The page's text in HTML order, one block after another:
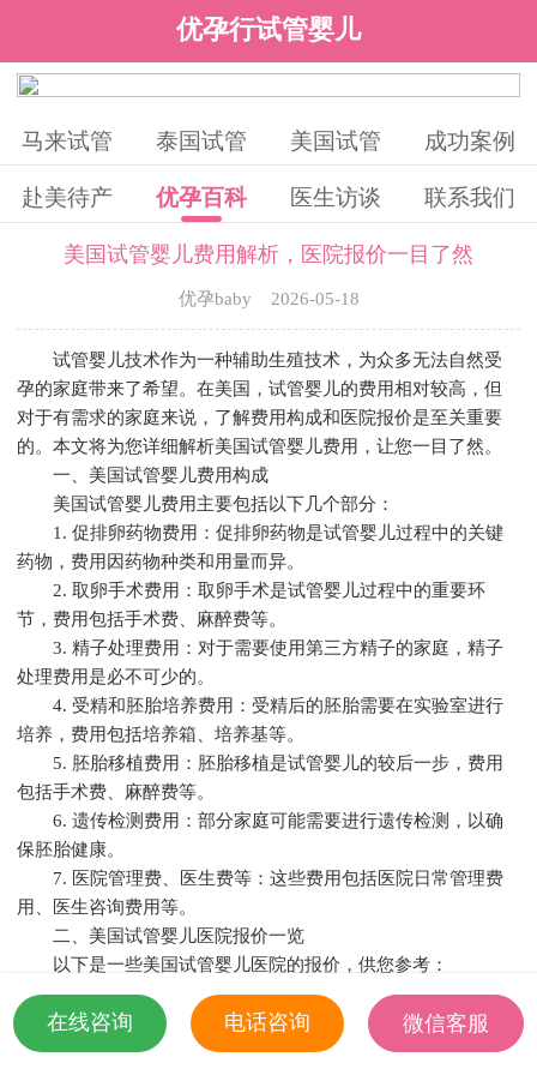
优孕行试管婴儿
马来试管 泰国试管 美国试管 成功案例
赴美待产 优孕百科 医生访谈 联系我们
美国试管婴儿费用解析，医院报价一目了然
优孕baby 2026-05-18
试管婴儿技术作为一种辅助生殖技术，为众多无法自然受
孕的家庭带来了希望。在美国，试管婴儿的费用相对较高，但
对于有需求的家庭来说，了解费用构成和医院报价是至关重要
的。本文将为您详细解析美国试管婴儿费用，让您一目了然。
一、美国试管婴儿费用构成
美国试管婴儿费用主要包括以下几个部分：
1. 促排卵药物费用：促排卵药物是试管婴儿过程中的关键
药物，费用因药物种类和用量而异。
2. 取卵手术费用：取卵手术是试管婴儿过程中的重要环
节，费用包括手术费、麻醉费等。
3. 精子处理费用：对于需要使用第三方精子的家庭，精子
处理费用是必不可少的。
4. 受精和胚胎培养费用：受精后的胚胎需要在实验室进行
培养，费用包括培养箱、培养基等。
5. 胚胎移植费用：胚胎移植是试管婴儿的较后一步，费用
包括手术费、麻醉费等。
6. 遗传检测费用：部分家庭可能需要进行遗传检测，以确
保胚胎健康。
7. 医院管理费、医生费等：这些费用包括医院日常管理费
用、医生咨询费用等。
二、美国试管婴儿医院报价一览
以下是一些美国试管婴儿医院的报价，供您参考：
1. 美国加州大学洛杉矶分校医疗中心：总费用约3万-4万美
元。
2. 美国克利夫兰诊所：总费用约3万-4万美元。
在线咨询 电话咨询
微信客服